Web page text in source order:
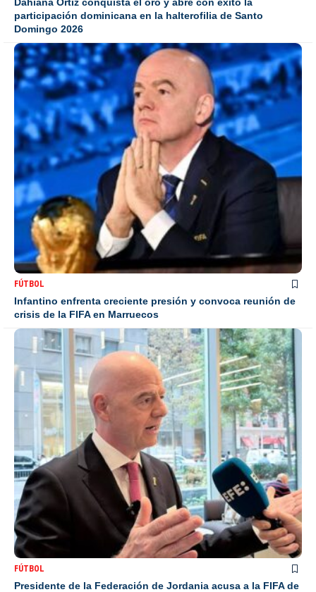
participación dominicana en la halterofilia de Santo
Domingo 2026
FÚTBOL
Infantino enfrenta creciente presión y convoca reunión de
crisis de la FIFA en Marruecos
FÚTBOL
Presidente de la Federación de Jordania acusa a la FIFA de